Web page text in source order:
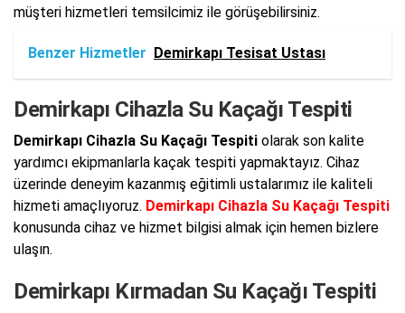
müşteri hizmetleri temsilcimiz ile görüşebilirsiniz.
Benzer Hizmetler Demirkapı Tesisat Ustası
Demirkapı Cihazla Su Kaçağı Tespiti
Demirkapı Cihazla Su Kaçağı Tespiti olarak son kalite
yardımcı ekipmanlarla kaçak tespiti yapmaktayız. Cihaz
üzerinde deneyim kazanmış eğitimli ustalarımız ile kaliteli
hizmeti amaçlıyoruz. Demirkapı Cihazla Su Kaçağı Tespiti
konusunda cihaz ve hizmet bilgisi almak için hemen bizlere
ulaşın.
Demirkapı Kırmadan Su Kaçağı Tespiti